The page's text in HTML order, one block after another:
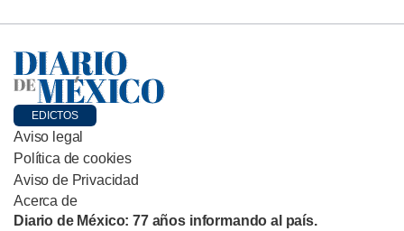
EDICTOS
Aviso legal
Política de cookies
Aviso de Privacidad
Acerca de
Diario de México: 77 años informando al país.